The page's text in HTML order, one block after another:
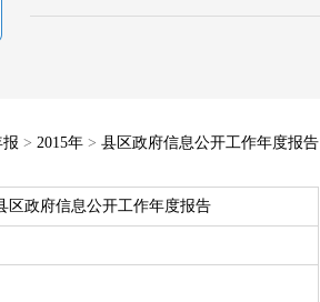
> 2015年 > 县区政府信息公开工作年度报告
区政府信息公开工作年度报告